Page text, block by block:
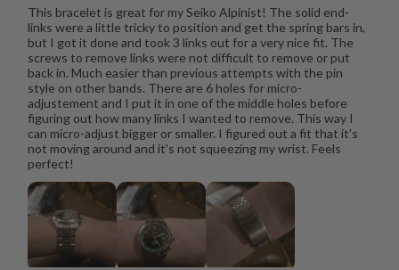
This bracelet is great for my Seiko Alpinist! The solid end-
links were a little tricky to position and get the spring bars in,
but I got it done and took 3 links out for a very nice fit. The
screws to remove links were not difficult to remove or put
back in. Much easier than previous attempts with the pin
style on other bands. There are 6 holes for micro-
adjustement and I put it in one of the middle holes before
figuring out how many links I wanted to remove. This way I
can micro-adjust bigger or smaller. I figured out a fit that it's
not moving around and it's not squeezing my wrist. Feels
perfect!